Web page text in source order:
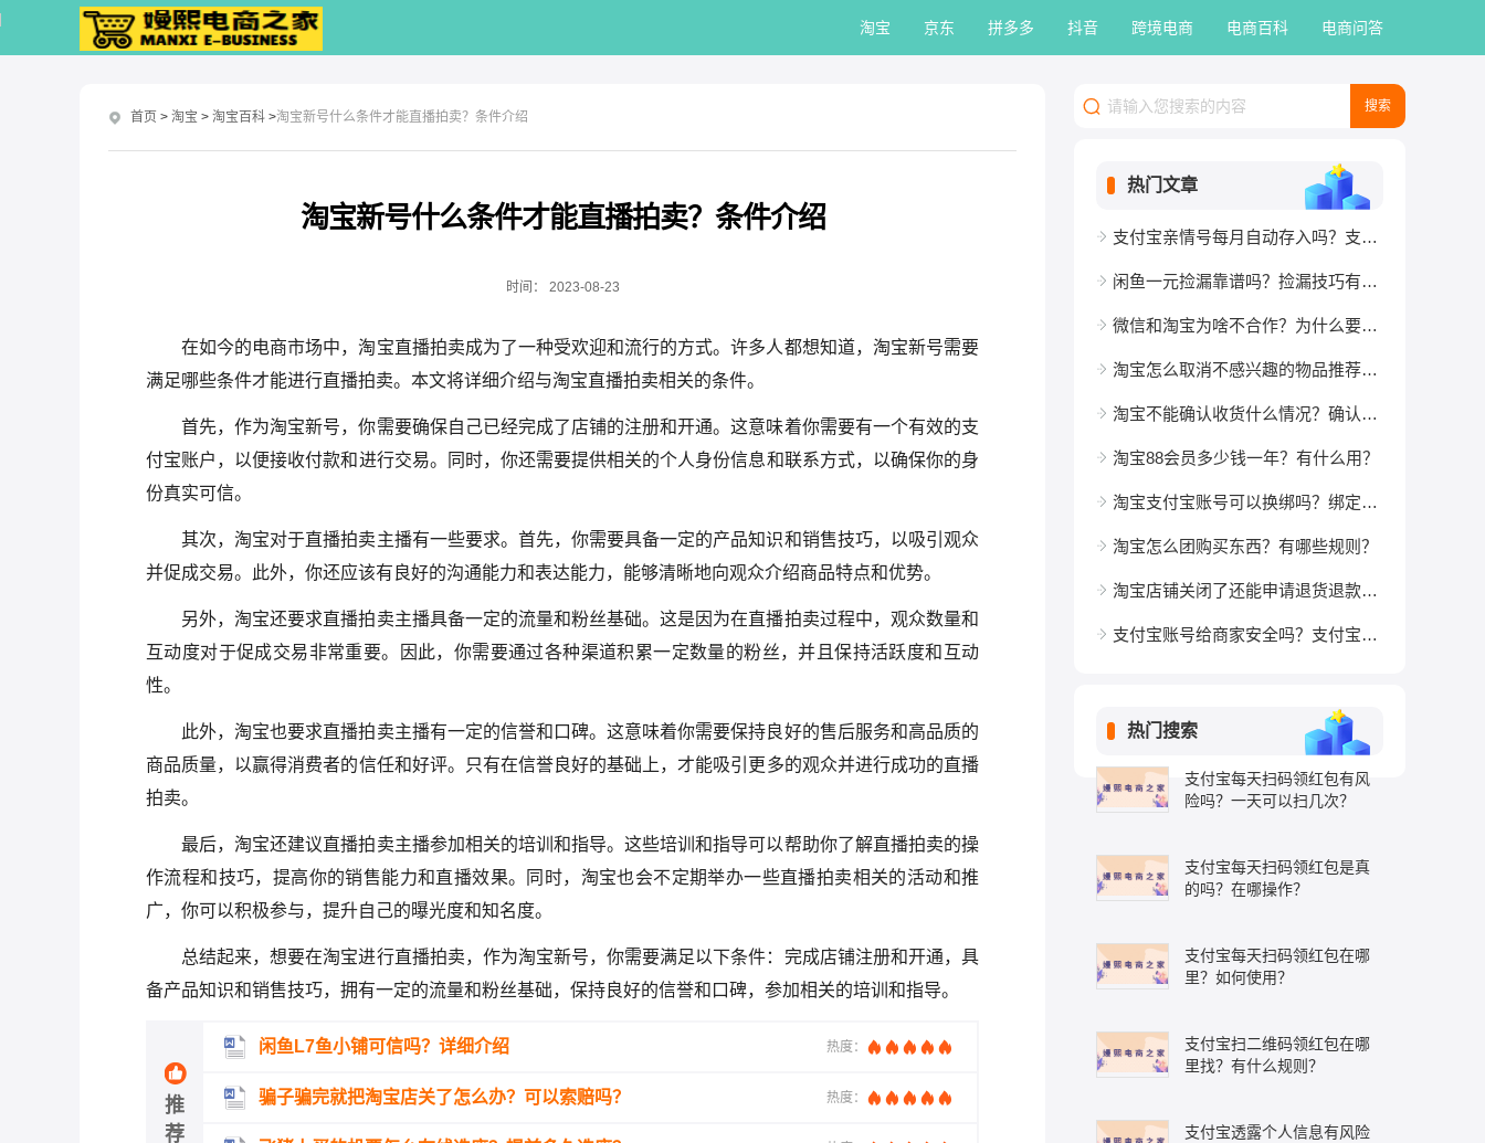
淘宝 京东 拼多多 抖音 跨境电商 电商百科 电商问答
首页 > 淘宝 > 淘宝百科 >淘宝新号什么条件才能直播拍卖？条件介绍
淘宝新号什么条件才能直播拍卖？条件介绍
时间： 2023-08-23
在如今的电商市场中，淘宝直播拍卖成为了一种受欢迎和流行的方式。许多人都想知道，淘宝新号需要
满足哪些条件才能进行直播拍卖。本文将详细介绍与淘宝直播拍卖相关的条件。
首先，作为淘宝新号，你需要确保自己已经完成了店铺的注册和开通。这意味着你需要有一个有效的支
付宝账户，以便接收付款和进行交易。同时，你还需要提供相关的个人身份信息和联系方式，以确保你的身
份真实可信。
其次，淘宝对于直播拍卖主播有一些要求。首先，你需要具备一定的产品知识和销售技巧，以吸引观众
并促成交易。此外，你还应该有良好的沟通能力和表达能力，能够清晰地向观众介绍商品特点和优势。
另外，淘宝还要求直播拍卖主播具备一定的流量和粉丝基础。这是因为在直播拍卖过程中，观众数量和
互动度对于促成交易非常重要。因此，你需要通过各种渠道积累一定数量的粉丝，并且保持活跃度和互动
性。
此外，淘宝也要求直播拍卖主播有一定的信誉和口碑。这意味着你需要保持良好的售后服务和高品质的
商品质量，以赢得消费者的信任和好评。只有在信誉良好的基础上，才能吸引更多的观众并进行成功的直播
拍卖。
最后，淘宝还建议直播拍卖主播参加相关的培训和指导。这些培训和指导可以帮助你了解直播拍卖的操
作流程和技巧，提高你的销售能力和直播效果。同时，淘宝也会不定期举办一些直播拍卖相关的活动和推
广，你可以积极参与，提升自己的曝光度和知名度。
总结起来，想要在淘宝进行直播拍卖，作为淘宝新号，你需要满足以下条件：完成店铺注册和开通，具
备产品知识和销售技巧，拥有一定的流量和粉丝基础，保持良好的信誉和口碑，参加相关的培训和指导。
推
荐
闲鱼L7鱼小铺可信吗？详细介绍 热度：
骗子骗完就把淘宝店关了怎么办？可以索赔吗？ 热度：
热门文章
支付宝亲情号每月自动存入吗？支付宝亲情号爱人能绑定几个？
闲鱼一元捡漏靠谱吗？捡漏技巧有哪些？
微信和淘宝为啥不合作？为什么要封杀微信？
淘宝怎么取消不感兴趣的物品推荐？方法介绍
淘宝不能确认收货什么情况？确认收货风险是什么？
淘宝88会员多少钱一年？有什么用？
淘宝支付宝账号可以换绑吗？绑定支付宝有何好处？
淘宝怎么团购买东西？有哪些规则？
淘宝店铺关闭了还能申请退货退款吗？店铺不存在或已关闭是骗局吗？
支付宝账号给商家安全吗？支付宝账户和账号一样吗？
热门搜索
支付宝每天扫码领红包有风
险吗？一天可以扫几次？
支付宝每天扫码领红包是真
的吗？在哪操作？
支付宝每天扫码领红包在哪
里？如何使用？
支付宝扫二维码领红包在哪
里找？有什么规则？
支付宝透露个人信息有风险